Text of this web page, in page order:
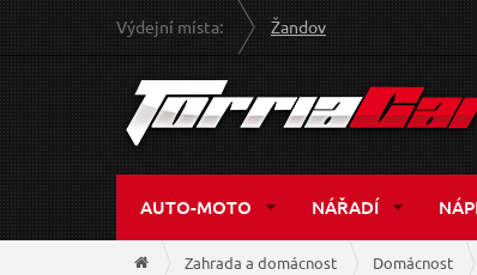
Výdejní místa: Žandov
AUTO-MOTO NÁŘADÍ
Zahrada a domácnost Domácnost